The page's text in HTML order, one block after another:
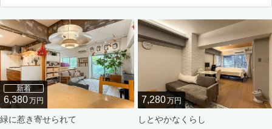
新着
6,380万円
緑に惹き寄せられて
7,280万円
しとやかなくらし